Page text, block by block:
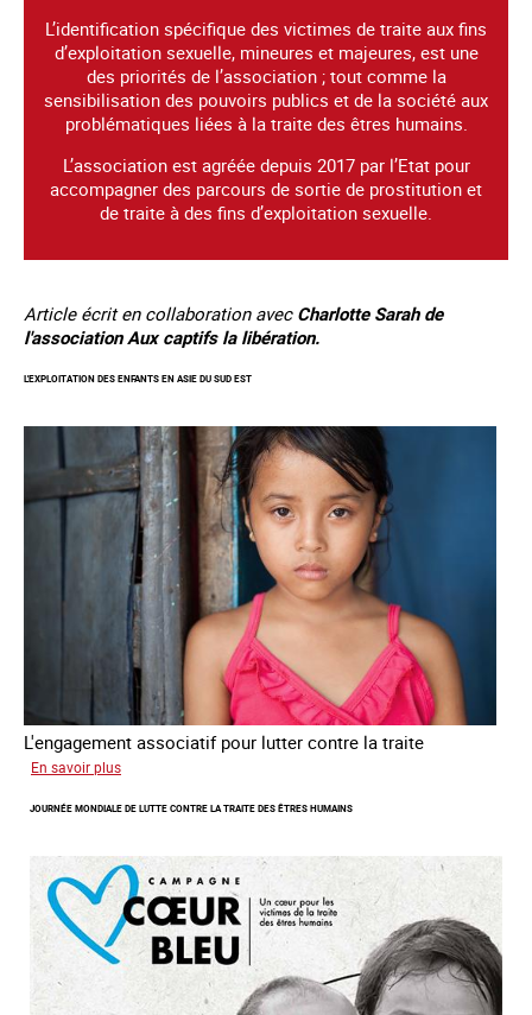
L’identification spécifique des victimes de traite aux fins
d’exploitation sexuelle, mineures et majeures, est une
des priorités de l’association ; tout comme la
sensibilisation des pouvoirs publics et de la société aux
problématiques liées à la traite des êtres humains.
L’association est agréée depuis 2017 par l’Etat pour
accompagner des parcours de sortie de prostitution et
de traite à des fins d’exploitation sexuelle.
Article écrit en collaboration avec Charlotte Sarah de
l'association Aux captifs la libération.
L'EXPLOITATION DES ENFANTS EN ASIE DU SUD EST
L'engagement associatif pour lutter contre la traite
En savoir plus
des
en
Asie
du
sud
est
JOURNÉE MONDIALE DE LUTTE CONTRE LA TRAITE DES ÊTRES HUMAINS